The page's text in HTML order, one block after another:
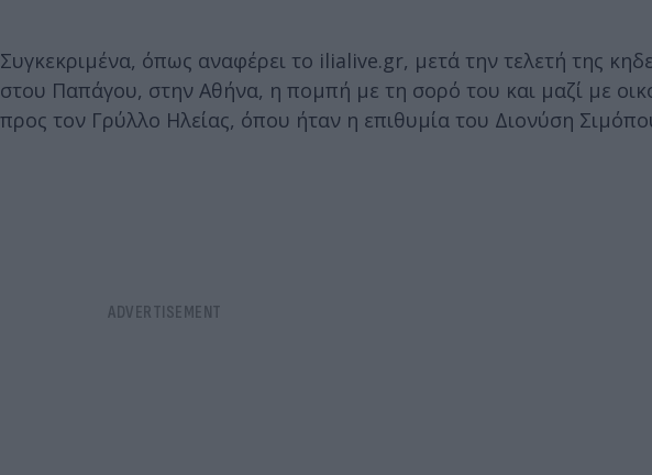
Συγκεκριμένα, όπως αναφέρει το ilialive.gr, μετά την τελετή της
στου Παπάγου, στην Αθήνα, η πομπή με τη σορό του και μαζί με
προς τον Γρύλλο Ηλείας, όπου ήταν η επιθυμία του Διονύση